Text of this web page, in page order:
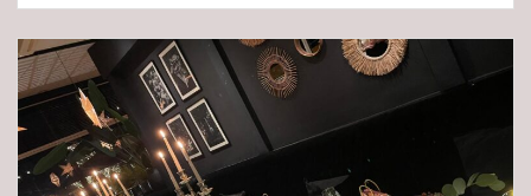
Haren
║
Ladies